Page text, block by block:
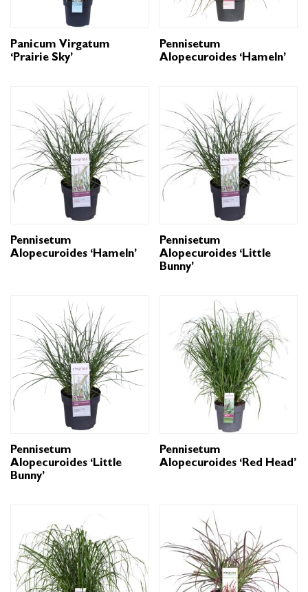
Panicum Virgatum
‘Prairie Sky’
Pennisetum
Alopecuroides ‘Hameln’
Pennisetum
Alopecuroides ‘Hameln’
Pennisetum
Alopecuroides ‘Little
Bunny’
Pennisetum
Alopecuroides ‘Little
Bunny’
Pennisetum
Alopecuroides ‘Red Head’